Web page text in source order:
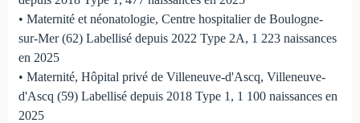
• Maternité et néonatologie, Centre hospitalier de Boulogne-
sur-Mer (62) Labellisé depuis 2022 Type 2A, 1 223 naissances
en 2025
• Maternité, Hôpital privé de Villeneuve-d'Ascq, Villeneuve-
d'Ascq (59) Labellisé depuis 2018 Type 1, 1 100 naissances en
2025